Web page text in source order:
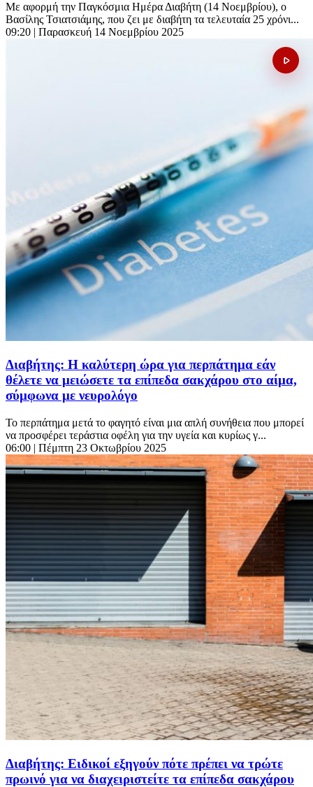
Με αφορμή την Παγκόσμια Ημέρα Διαβήτη (14 Νοεμβρίου), ο
Βασίλης Τσιατσιάμης, που ζει με διαβήτη τα τελευταία 25 χρόνι...
09:20 | Παρασκευή 14 Νοεμβρίου 2025
Διαβήτης: Η καλύτερη ώρα για περπάτημα εάν
θέλετε να μειώσετε τα επίπεδα σακχάρου στο αίμα,
σύμφωνα με νευρολόγο
Το περπάτημα μετά το φαγητό είναι μια απλή συνήθεια που μπορεί
να προσφέρει τεράστια οφέλη για την υγεία και κυρίως γ...
06:00 | Πέμπτη 23 Οκτωβρίου 2025
Διαβήτης: Ειδικοί εξηγούν πότε πρέπει να τρώτε
πρωινό για να διαχειριστείτε τα επίπεδα σακχάρου